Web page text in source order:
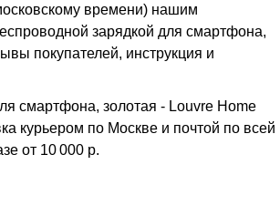
времени) нашим
зарядкой для смартфона,
покупателей, инструкция и
смартфона, золотая - Louvre Home
курьером по Москве и почтой по всей
от 10 000 р.